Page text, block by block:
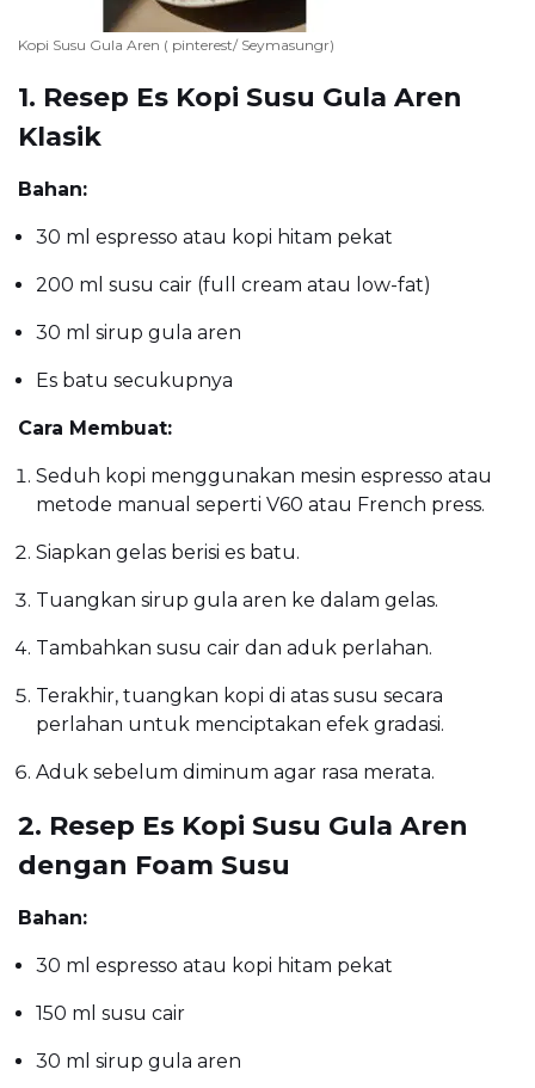
Kopi Susu Gula Aren ( pinterest/ Seymasungr)
1. Resep Es Kopi Susu Gula Aren
Klasik
Bahan:
30 ml espresso atau kopi hitam pekat
200 ml susu cair (full cream atau low-fat)
30 ml sirup gula aren
Es batu secukupnya
Cara Membuat:
Seduh kopi menggunakan mesin espresso atau
metode manual seperti V60 atau French press.
Siapkan gelas berisi es batu.
Tuangkan sirup gula aren ke dalam gelas.
Tambahkan susu cair dan aduk perlahan.
Terakhir, tuangkan kopi di atas susu secara
perlahan untuk menciptakan efek gradasi.
Aduk sebelum diminum agar rasa merata.
2. Resep Es Kopi Susu Gula Aren
dengan Foam Susu
Bahan:
30 ml espresso atau kopi hitam pekat
150 ml susu cair
30 ml sirup gula aren